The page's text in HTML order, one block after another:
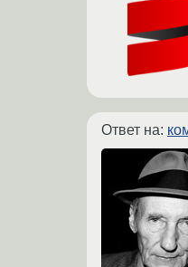
Ответ на: